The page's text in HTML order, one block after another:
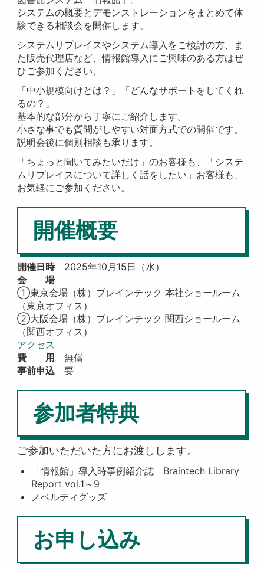
システムの概要とデモンストレーションをまとめて体
験できる相談会を開催します。
システムリプレイスやシステム導入をご検討の方、ま
た販売代理店など、情報館導入にご興味のある方はぜ
ひご参加ください。
「中小規模向けとは？」「どんなサポートをしてくれ
るの？」
基本的な部分から丁寧にご紹介します。
小さな事でも質問がしやすい対面方式での開催です。
説明会後に個別相談も承ります。
「ちょっと聞いてみたいだけ」のお客様も、「システ
ムリプレイスについて詳しく話をしたい」お客様も、
お気軽にご参加ください。
開催概要
開催日時2025年10月15日（水）
会 場
①東京会場（株）ブレインテック 本社ショールーム
（東京オフィス）
②大阪会場（株）ブレインテック 関西ショールーム
（関西オフィス）
アクセス
費 用
無償
事前申込 要
参加者特典
ご参加いただいた方にお渡しします。
「情報館」導入時事例紹介誌 Braintech Library
Report vol.1～9
ノベルティグッズ
お申し込み